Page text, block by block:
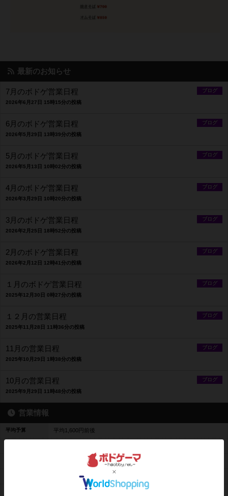
最新のお知らせ
ブログ
7月のボドゲ営業日程
2026年6月27日 15時15分の投稿
ブログ
6月のボドゲ営業日程
2026年5月29日 13時39分の投稿
ブログ
5月のボドゲ営業日程
2026年5月13日 10時02分の投稿
ブログ
4月のボドゲ営業日程
2026年3月29日 10時20分の投稿
ブログ
3月のボドゲ営業日程
2026年2月25日 18時52分の投稿
ブログ
2月のボドゲ営業日程
2026年2月12日 12時41分の投稿
ブログ
１月のボドゲ営業日程
2025年12月30日 0時27分の投稿
ブログ
１２月の営業日程
2025年11月28日 11時36分の投稿
ブログ
11月の営業日程
2025年10月29日 1時38分の投稿
ブログ
10月の営業日程
2025年9月29日 11時48分の投稿
営業情報
平均予算 平均1,600円前後
営業していません
10時00分～20時00分
日曜日のみ営業 １０：００～２０：００